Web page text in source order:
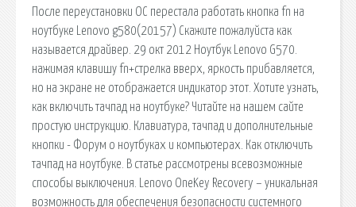
После переустановки ОС перестала работать кнопка fn на
ноутбуке Lenovo g580(20157) Скажите пожалуйста как
называется драйвер. 29 окт 2012 Ноутбук Lenovo G570.
нажимая клавишу fn+стрелка вверх, яркость прибавляется,
но на экране не отображается индикатор этот. Хотите узнать,
как включить тачпад на ноутбуке? Читайте на нашем сайте
простую инструкцию. Клавиатура, тачпад и дополнительные
кнопки - Форум о ноутбуках и компьютерах. Как отключить
тачпад на ноутбуке. В статье рассмотрены всевозможные
способы выключения. Lenovo OneKey Recovery – уникальная
возможность для обеспечения безопасности системного